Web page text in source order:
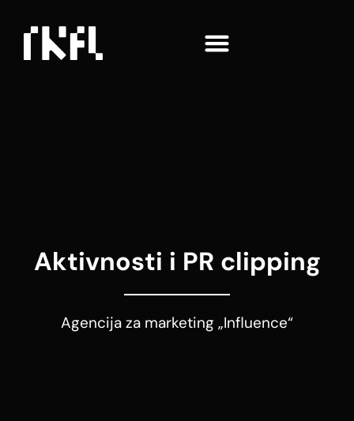
Aktivnosti i PR clipping
Agencija za marketing „Influence“